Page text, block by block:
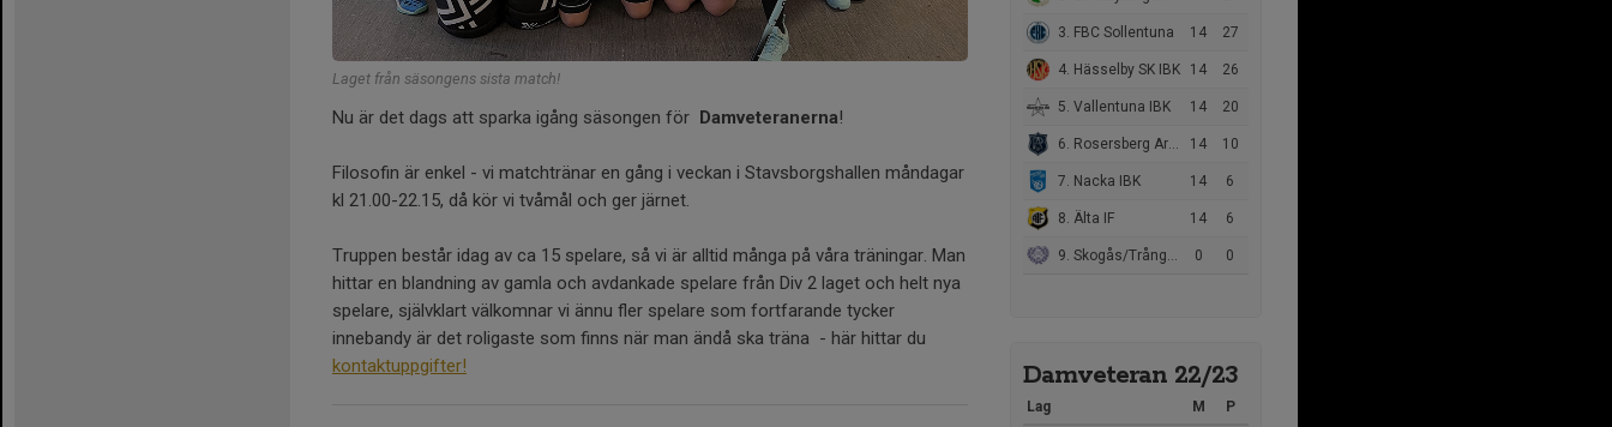
3. FBC Sollentuna 14 27
4. Hässelby SK IBK 14 26
5. Vallentuna IBK 14 20
6. Rosersberg Arlanda IBK 14 10
7. Nacka IBK 14 6
8. Älta IF 14 6
9. Skogås/Trångsunds IBK 0 0
Damveteran 22/23
Lag M P
Laget från säsongens sista match!
Nu är det dags att sparka igång säsongen för Damveteranerna!
Filosofin är enkel - vi matchtränar en gång i veckan i Stavsborgshallen måndagar
kl 21.00-22.15, då kör vi tvåmål och ger järnet.
Truppen består idag av ca 15 spelare, så vi är alltid många på våra träningar. Man
hittar en blandning av gamla och avdankade spelare från Div 2 laget och helt nya
spelare, självklart välkomnar vi ännu fler spelare som fortfarande tycker
innebandy är det roligaste som finns när man ändå ska träna - här hittar du
kontaktuppgifter!